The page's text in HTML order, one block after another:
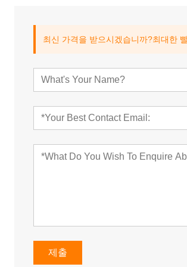
최신 가격을 받으시겠습니까?최대한
제출